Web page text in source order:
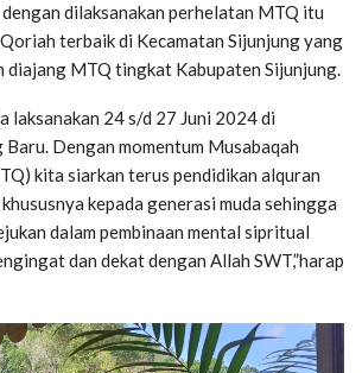
dilaksanakan perhelatan MTQ itu
terbaik di Kecamatan Sijunjung yang
diajang MTQ tingkat Kabupaten Sijunjung.
laksanakan 24 s/d 27 Juni 2024 di
Baru. Dengan momentum Musabaqah
kita siarkan terus pendidikan alquran
kepada generasi muda sehingga
dalam pembinaan mental sipritual
dan dekat dengan Allah SWT,”harap